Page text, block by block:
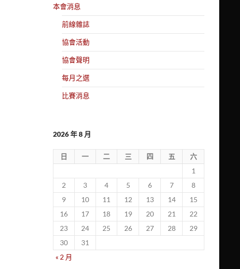
本會消息
前線雜誌
協會活動
協會聲明
每月之選
比賽消息
2026 年 8 月
日 一 二 三 四 五
六
1
2
3 4 5 6 7
8
9
10 11 12 13 14
15
16
17 18 19 20 21
22
23
24 25 26 27 28
29
30
31
« 2 月